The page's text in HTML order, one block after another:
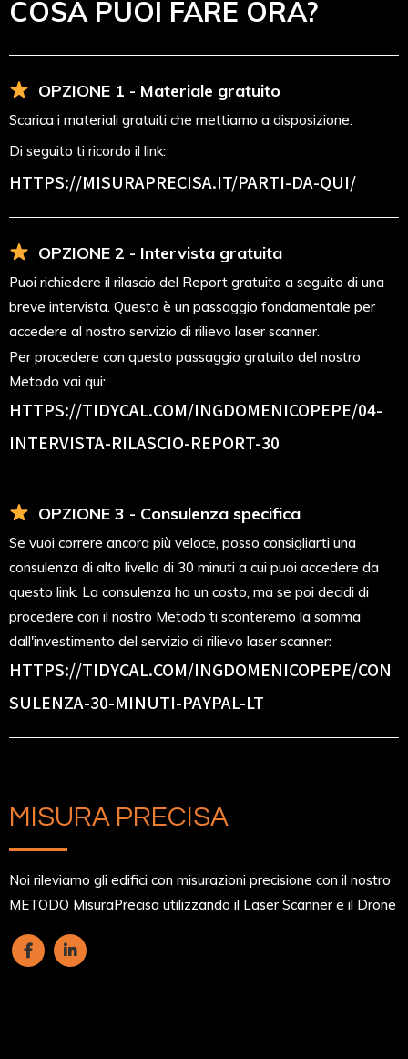
COSA PUOI FARE ORA?
OPZIONE 1 - Materiale gratuito
Scarica i materiali gratuiti che mettiamo a disposizione.
Di seguito ti ricordo il link:
HTTPS://MISURAPRECISA.IT/PARTI-DA-QUI/
OPZIONE 2 - Intervista gratuita
Puoi richiedere il rilascio del Report gratuito a seguito di una
breve intervista. Questo è un passaggio fondamentale per
accedere al nostro servizio di rilievo laser scanner.
Per procedere con questo passaggio gratuito del nostro
Metodo vai qui:
HTTPS://TIDYCAL.COM/INGDOMENICOPEPE/04-
INTERVISTA-RILASCIO-REPORT-30
OPZIONE 3 - Consulenza specifica
Se vuoi correre ancora più veloce, posso consigliarti una
consulenza di alto livello di 30 minuti a cui puoi accedere da
questo link. La consulenza ha un costo, ma se poi decidi di
procedere con il nostro Metodo ti sconteremo la somma
dall'investimento del servizio di rilievo laser scanner:
HTTPS://TIDYCAL.COM/INGDOMENICOPEPE/CON
SULENZA-30-MINUTI-PAYPAL-LT
MISURA PRECISA
Noi rileviamo gli edifici con misurazioni precisione con il nostro
METODO MisuraPrecisa utilizzando il Laser Scanner e il Drone